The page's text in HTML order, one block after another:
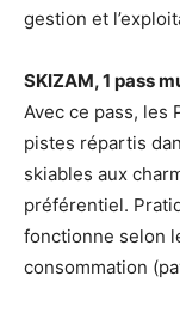
gestion et
SKIZAM, 1 pass
Avec ce pass, les
pistes répartis
skiables aux
préférentiel.
fonctionne selon
consommation